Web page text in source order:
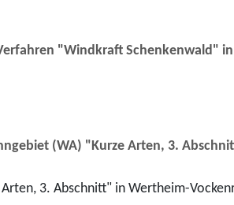
"Windkraft Schenkenwald"
(WA) "Kurze Arten, 3.
3. Abschnitt" in Wertheim-